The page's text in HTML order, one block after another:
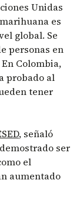
Unidas
es
global. Se
personas en
Colombia,
probado al
tener
, señaló
ser
el
aumentado